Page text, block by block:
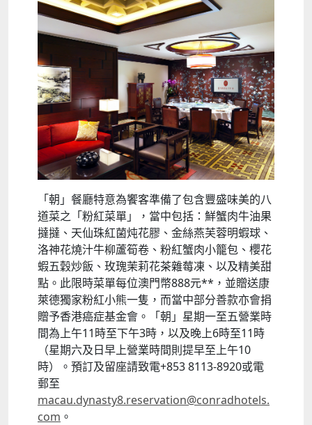
「朝」餐廳特意為饗客準備了包含豐盛味美的八
道菜之「粉紅菜單」，當中包括：鮮蟹肉牛油果
撻撻、天仙珠紅菌炖花膠、金絲燕芙蓉明蝦球、
洛神花燒汁牛柳蘆筍卷、粉紅蟹肉小籠包、櫻花
蝦五穀炒飯、玫瑰茉莉花茶雜莓凍、以及精美甜
點。此限時菜單每位澳門幣888元**，並贈送康
萊德獨家粉紅小熊一隻，而當中部分善款亦會捐
贈予香港癌症基金會。「朝」星期一至五營業時
間為上午11時至下午3時，以及晚上6時至11時
（星期六及日早上營業時間則提早至上午10
時）。預訂及留座請致電+853 8113-8920或電
郵至
macau.dynasty8.reservation@conradhotels.
com 。